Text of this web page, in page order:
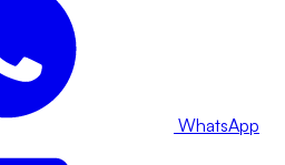
WhatsApp